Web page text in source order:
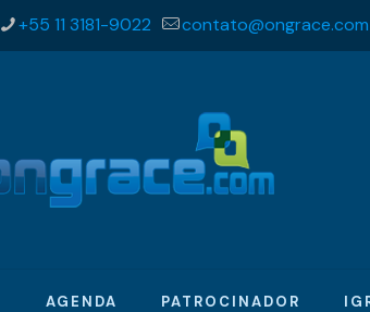
+55 11 3181-9022 contato@ongrace.com
AGENDA PATROCINADOR